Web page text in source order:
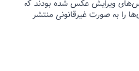
ویرایش عکس شده بودند که
را به صورت غیرقانونی منتشر